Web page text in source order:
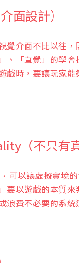
面設計）
覺介面不比以往
、「直覺」的學
戲時，要讓玩家
（不只有真
可以讓虛擬實境
要以遊戲的本質
浪費不必要的系統